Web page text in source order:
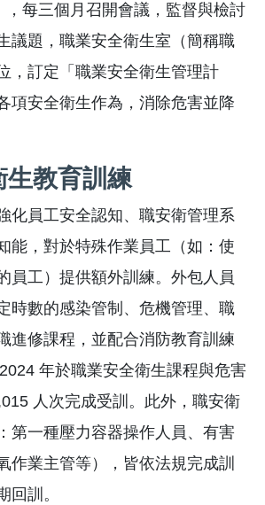
，每三個月召開會議，監督與檢討
議題，職業安全衛生室（簡稱職
，訂定「職業安全衛生管理計
項安全衛生作為，消除危害並降
生教育訓練
化員工安全認知、職安衛管理系
能，對於特殊作業員工（如：使
員工）提供額外訓練。外包人員
時數的感染管制、危機管理、職
進修課程，並配合消防教育訓練
年於職業安全衛生課程與危害
人次完成受訓。此外，職安衛
第一種壓力容器操作人員、有害
作業主管等），皆依法規完成訓
回訓。